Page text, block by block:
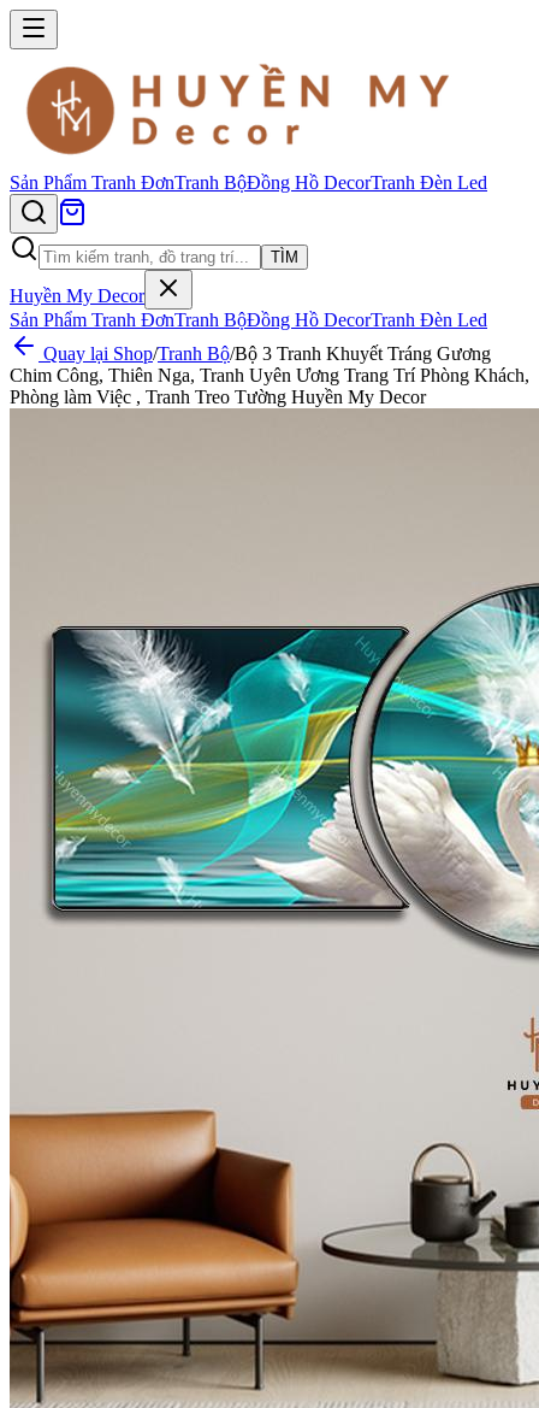
Sản Phẩm Tranh ĐơnTranh BộĐồng Hồ DecorTranh Đèn Led
TÌM
Huyền My Decor
Sản Phẩm Tranh ĐơnTranh BộĐồng Hồ DecorTranh Đèn Led
Quay lại Shop/Tranh Bộ/Bộ 3 Tranh Khuyết Tráng Gương
Chim Công, Thiên Nga, Tranh Uyên Ương Trang Trí Phòng Khách,
Phòng làm Việc , Tranh Treo Tường Huyền My Decor